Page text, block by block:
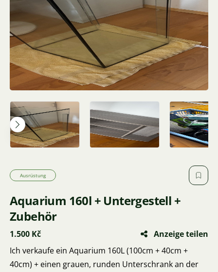
Ausrüstung
Aquarium 160l + Untergestell +
Zubehör
1.500 Kč
Anzeige teilen
Ich verkaufe ein Aquarium 160L (100cm + 40cm +
40cm) + einen grauen, runden Unterschrank an der